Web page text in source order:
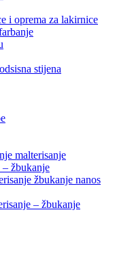
i oprema za lakirnice
stijena
malterisanje
– žbukanje
žbukanje nanos
– žbukanje